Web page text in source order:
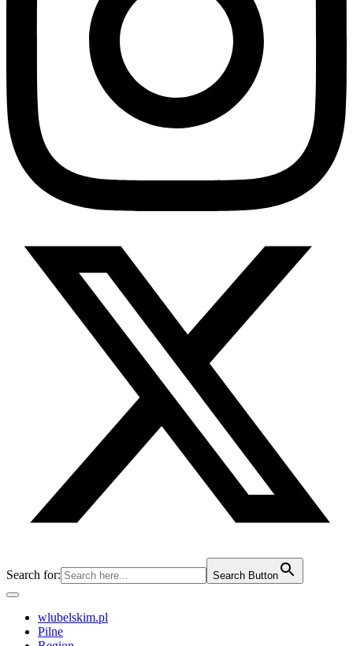
Search for: Search Button
wlubelskim.pl
Pilne